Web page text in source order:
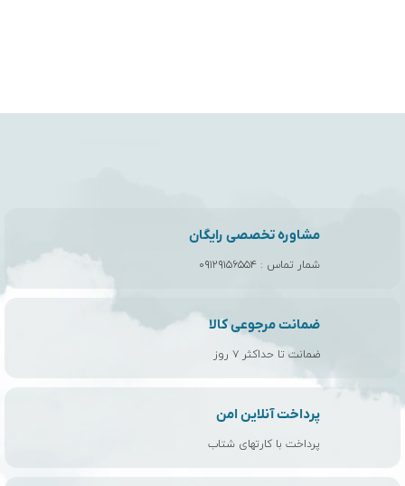
مشاوره تخصصی رایگان
شمار تماس : ۰۹۱۲۹۱۵۶۵۵۴
ضمانت مرجوعی کالا
ضمانت تا حداکثر ۷ روز
پرداخت آنلاین امن
پرداخت با کارتهای شتاب